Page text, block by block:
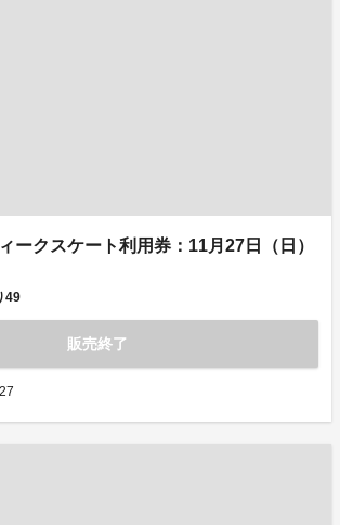
ークスケート利用券：11月27日（日）
49
販売終了